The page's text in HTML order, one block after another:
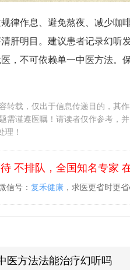
律作息、避免熬夜、减少咖
肝明目。建议患者记录幻听
，不可依赖单一中医方法。
转载，仅出于信息传递目的，其
需谨遵医嘱！请读者仅作参考，
理！
不排队，全国知名专家
信号： 复禾健康 ，求医更省时更
医方法法能治疗幻听吗